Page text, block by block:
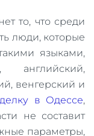
то, что среди
люди, которые
языками,
английский,
венгерский и
в Одессе,
не составит
параметры,